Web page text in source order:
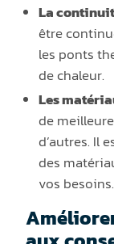
La
être
les ponts
de chaleur.
Les
de
d’autres. Il
des
vos besoins.